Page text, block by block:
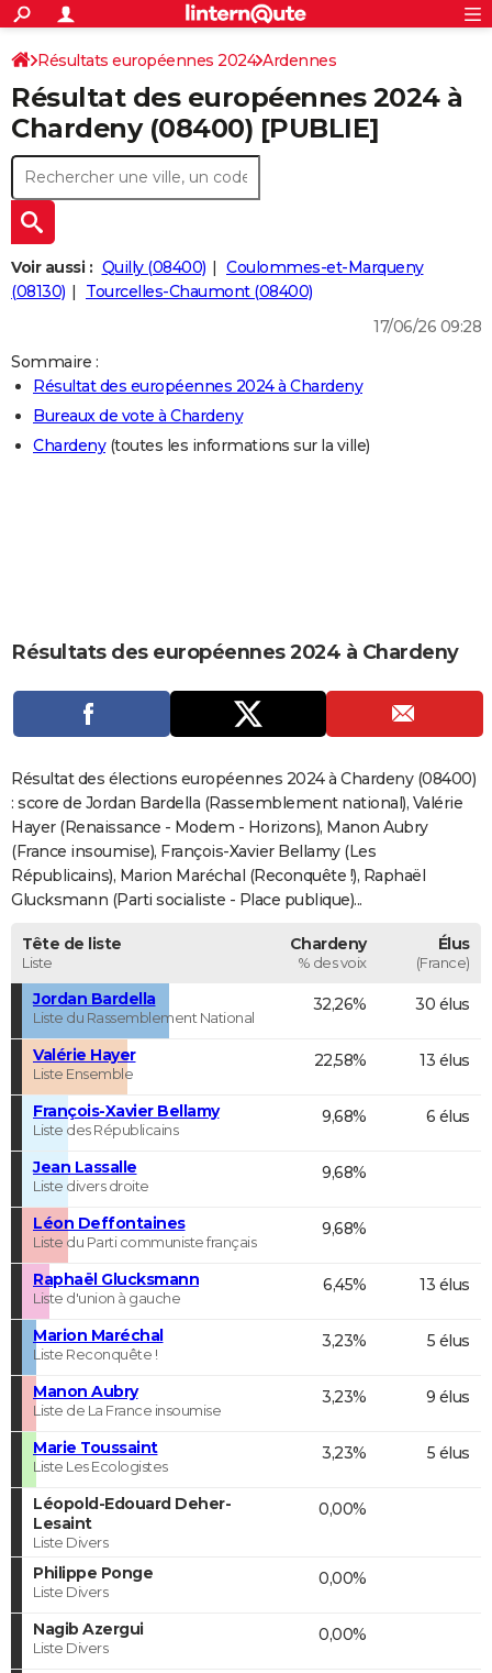
ACTUALITÉS
Politique
Société
Faits Divers
Education
Monde
Villes
+
SPORT
Coupe du monde 2026
Football
Tennis
Cyclisme
Rugby
Forum
CULTURE
Programme TV
TNT
Streaming
Cinéma
Sorties cinéma
Musique
+
FINANCE
Retraite
Impôts
Epargne
Immobilier
Risques naturels par ville
Banque
Assurance
Crédit
AUTO
Essais
Réserver un essai
Citadines
Berlines
SUV
Forum auto
+
HIGH-TECH
Mobiles
Meilleur smartphone
Internet
Ordinateurs
Jeux vidéo
Guide high-tech
+
BRICOLAGE
Guides de France
Escapades
Patrimoine
Expositions
Musées
Week-end nature
LIFESTYLE
Art de vivre
Bien-être
Loisirs
Mode
Modes de vie
CARTE DE VOEUX
Carte de Noël
Carte Bonne année
Carte Saint-Valentin
Carte Pâques
Carte d'anniversaire
DICTIONNAIRE
Dictionnaire
Biographies
Citations
Expressions
Proverbes
PROGRAMME TV
COPAINS D'AVANT
S'inscrire
Se connecter
Lycées
Collèges
Primaires
Universités
Entreprises
Service militaire
Avis de recherche
AVIS DE DÉCÈS
FORUM
S'inscrire
Connexion
Résultats européennes 2024 Ardennes
Résultat des européennes 2024 à
Chardeny (08400) [PUBLIE]
Voir aussi : Quilly (08400)
Coulommes-et-Marqueny
(08130)
Tourcelles-Chaumont (08400)
17/06/26 09:28
Sommaire :
Résultat des européennes 2024 à Chardeny
Bureaux de vote à Chardeny
Chardeny(toutes les informations sur la ville)
Résultats des européennes 2024 à Chardeny
Résultat des élections européennes 2024 à Chardeny (08400)
: score de Jordan Bardella (Rassemblement national), Valérie
Hayer (Renaissance - Modem - Horizons), Manon Aubry
(France insoumise), François-Xavier Bellamy (Les
Républicains), Marion Maréchal (Reconquête !), Raphaël
Glucksmann (Parti socialiste - Place publique)...
Tête de liste
Liste
Chardeny
% des voix
Élus
(France)
Jordan Bardella
Liste du Rassemblement National
32,26% 30 élus
Valérie Hayer
Liste Ensemble
22,58% 13 élus
François-Xavier Bellamy
Liste des Républicains
9,68% 6 élus
Jean Lassalle
Liste divers droite
9,68%
Léon Deffontaines
Liste du Parti communiste français
9,68%
Raphaël Glucksmann
Liste d'union à gauche
6,45% 13 élus
Marion Maréchal
Liste Reconquête !
3,23% 5 élus
Manon Aubry
Liste de La France insoumise
3,23% 9 élus
Marie Toussaint
Liste Les Ecologistes
3,23% 5 élus
Léopold-Edouard Deher-
Lesaint
Liste Divers
0,00%
Philippe Ponge
Liste Divers
0,00%
Nagib Azergui
Liste Divers
0,00%